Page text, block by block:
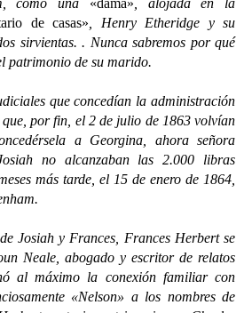
como una «dama» , alojada en la
de casas» , Henry Etheridge y su
sirvientas. . Nunca sabremos por qué
patrimonio de su marido.
que concedían la administración
que, por fin, el 2 de julio de 1863 volvían
a Georgina, ahora señora
no alcanzaban las 2.000 libras
más tarde, el 15 de enero de 1864,
y Frances, Frances Herbert se
Neale, abogado y escritor de relatos
al máximo la conexión familiar con
«Nelson» a los nombres de